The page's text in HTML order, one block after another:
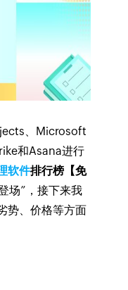
、Microsoft
和Asana进行
软件排行榜【免
场”，接下来我
势、价格等方面